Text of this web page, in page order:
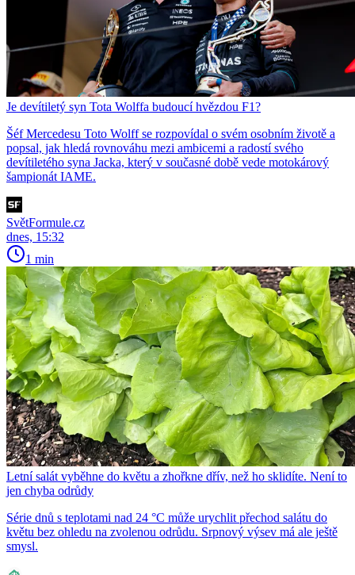
Je devítiletý syn Tota Wolffa budoucí hvězdou F1?
Šéf Mercedesu Toto Wolff se rozpovídal o svém osobním životě a
popsal, jak hledá rovnováhu mezi ambicemi a radostí svého
devítiletého syna Jacka, který v současné době vede motokárový
šampionát IAME.
SvětFormule.cz
dnes, 15:32
1 min
Letní salát vyběhne do květu a zhořkne dřív, než ho sklidíte. Není to
jen chyba odrůdy
Série dnů s teplotami nad 24 °C může urychlit přechod salátu do
květu bez ohledu na zvolenou odrůdu. Srpnový výsev má ale ještě
smysl.